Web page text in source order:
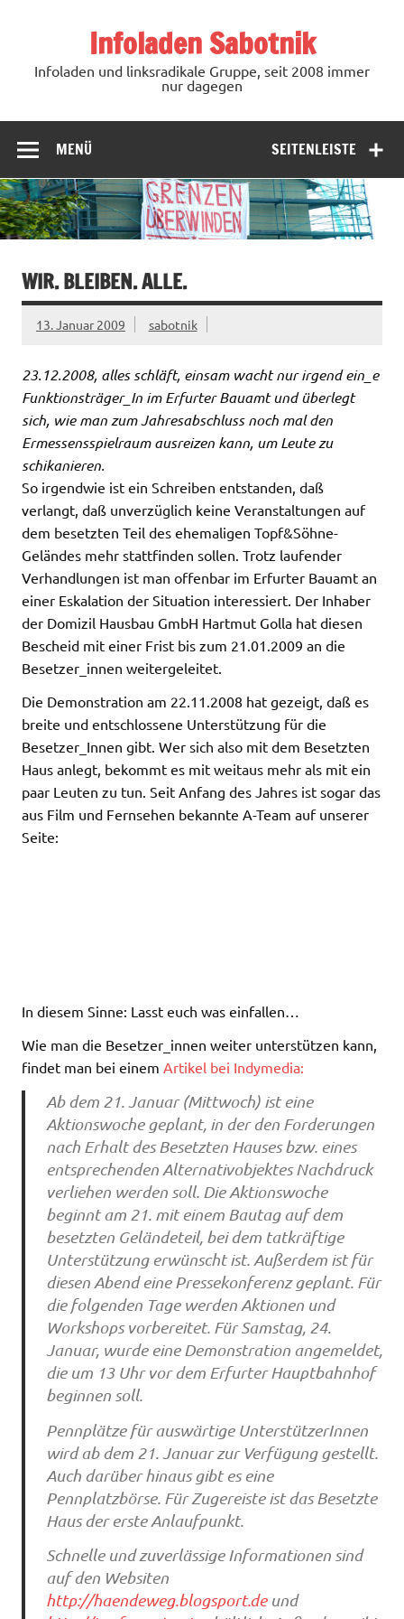
Infoladen Sabotnik
Infoladen und linksradikale Gruppe, seit 2008 immer
nur dagegen
SEITENLEISTE
MENÜ
WIR. BLEIBEN. ALLE.
13. Januar 2009 sabotnik
23.12.2008, alles schläft, einsam wacht nur irgend ein_e
Funktionsträger_In im Erfurter Bauamt und überlegt
sich, wie man zum Jahresabschluss noch mal den
Ermessensspielraum ausreizen kann, um Leute zu
schikanieren.
So irgendwie ist ein Schreiben entstanden, daß
verlangt, daß unverzüglich keine Veranstaltungen auf
dem besetzten Teil des ehemaligen Topf&Söhne-
Geländes mehr stattfinden sollen. Trotz laufender
Verhandlungen ist man offenbar im Erfurter Bauamt an
einer Eskalation der Situation interessiert. Der Inhaber
der Domizil Hausbau GmbH Hartmut Golla hat diesen
Bescheid mit einer Frist bis zum 21.01.2009 an die
Besetzer_innen weitergeleitet.
Die Demonstration am 22.11.2008 hat gezeigt, daß es
breite und entschlossene Unterstützung für die
Besetzer_Innen gibt. Wer sich also mit dem Besetzten
Haus anlegt, bekommt es mit weitaus mehr als mit ein
paar Leuten zu tun. Seit Anfang des Jahres ist sogar das
aus Film und Fernsehen bekannte A-Team auf unserer
Seite:
In diesem Sinne: Lasst euch was einfallen…
Wie man die Besetzer_innen weiter unterstützen kann,
findet man bei einem Artikel bei Indymedia:
Ab dem 21. Januar (Mittwoch) ist eine
Aktionswoche geplant, in der den Forderungen
nach Erhalt des Besetzten Hauses bzw. eines
entsprechenden Alternativobjektes Nachdruck
verliehen werden soll. Die Aktionswoche
beginnt am 21. mit einem Bautag auf dem
besetzten Geländeteil, bei dem tatkräftige
Unterstützung erwünscht ist. Außerdem ist für
diesen Abend eine Pressekonferenz geplant. Für
die folgenden Tage werden Aktionen und
Workshops vorbereitet. Für Samstag, 24.
Januar, wurde eine Demonstration angemeldet,
die um 13 Uhr vor dem Erfurter Hauptbahnhof
beginnen soll.
Pennplätze für auswärtige UnterstützerInnen
wird ab dem 21. Januar zur Verfügung gestellt.
Auch darüber hinaus gibt es eine
Pennplatzbörse. Für Zugereiste ist das Besetzte
Haus der erste Anlaufpunkt.
Schnelle und zuverlässige Informationen sind
auf den Websiten
http://haendeweg.blogsport.deund